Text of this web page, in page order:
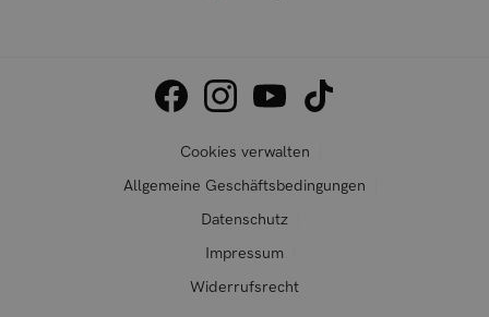
Cookies verwalten
Allgemeine Geschäftsbedingungen
Datenschutz
Impressum
Widerrufsrecht